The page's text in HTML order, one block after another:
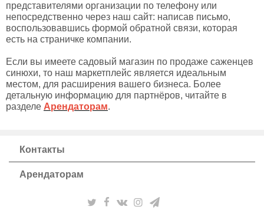
представителями организации по телефону или
непосредственно через наш сайт: написав письмо,
воспользовавшись формой обратной связи, которая
есть на страничке компании.
Если вы имеете садовый магазин по продаже саженцев
синюхи, то наш маркетплейс является идеальным
местом, для расширения вашего бизнеса. Более
детальную информацию для партнёров, читайте в
разделе Арендаторам.
Контакты
Арендаторам